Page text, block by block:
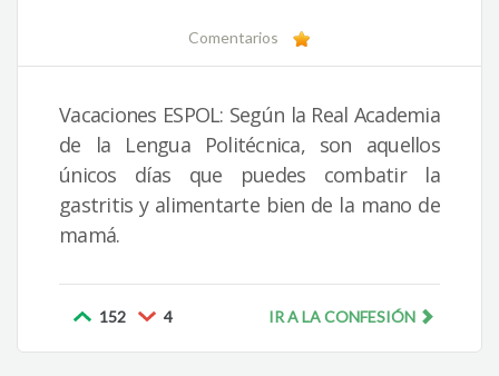
Comentarios
Vacaciones ESPOL: Según la Real Academia
de la Lengua Politécnica, son aquellos
únicos días que puedes combatir la
gastritis y alimentarte bien de la mano de
mamá.
152 4 IR A LA CONFESIÓN